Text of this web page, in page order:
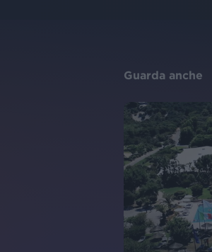
Guarda anche